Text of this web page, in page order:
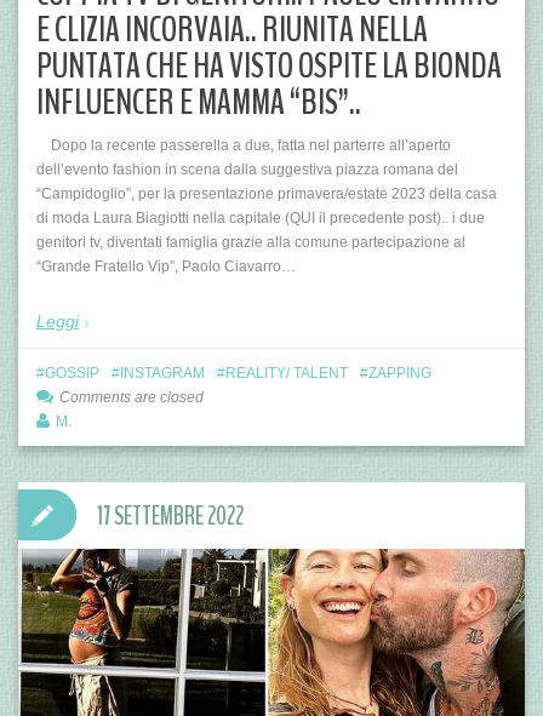
E CLIZIA INCORVAIA.. RIUNITA NELLA
PUNTATA CHE HA VISTO OSPITE LA BIONDA
INFLUENCER E MAMMA “BIS”..
Dopo la recente passerella a due, fatta nel parterre all’aperto
dell’evento fashion in scena dalla suggestiva piazza romana del
“Campidoglio”, per la presentazione primavera/estate 2023 della casa
di moda Laura Biagiotti nella capitale (QUI il precedente post).. i due
genitori tv, diventati famiglia grazie alla comune partecipazione al
“Grande Fratello Vip”, Paolo Ciavarro…
Leggi
GOSSIP INSTAGRAM REALITY/ TALENT
ZAPPING
Comments are closed
M.
17 SETTEMBRE 2022